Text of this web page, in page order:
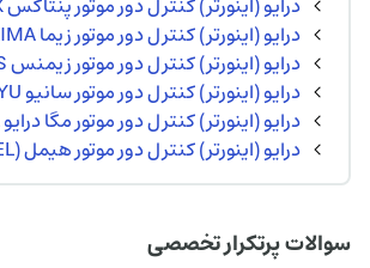
درایو (اینورتر) کنترل دور موتور زیما XIMA
درایو (اینورتر) کنترل دور موتور زیمنس SIEMENS
درایو (اینورتر) کنترل دور موتور سانیو SANYU
درایو (اینورتر) کنترل دور موتور مگا درایو MEGA
درایو (اینورتر) کنترل دور موتور هیمل (HIMEL)
سوالات پرتکرار تخصصی